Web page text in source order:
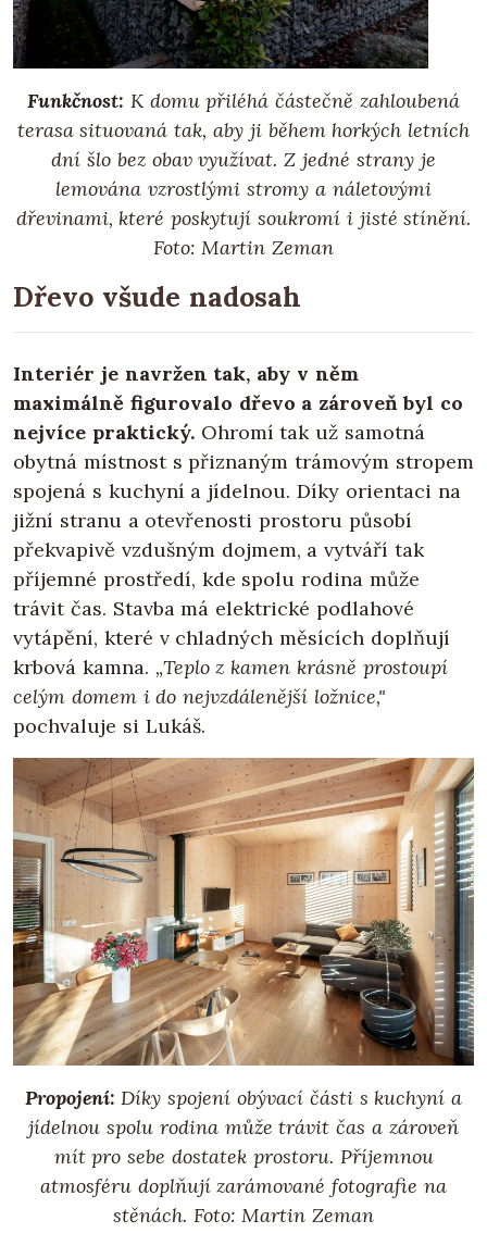
Funkčnost: K domu přiléhá částečně zahloubená
terasa situovaná tak, aby ji během horkých letních
dní šlo bez obav využívat. Z jedné strany je
lemována vzrostlými stromy a náletovými
dřevinami, které poskytují soukromí i jisté stínění.
Foto: Martin Zeman
Dřevo všude nadosah
Interiér je navržen tak, aby v něm
maximálně figurovalo dřevo a zároveň byl co
nejvíce praktický.Ohromí tak už samotná
obytná místnost s přiznaným trámovým stropem
spojená s kuchyní a jídelnou. Díky orientaci na
jižní stranu a otevřenosti prostoru působí
překvapivě vzdušným dojmem, a vytváří tak
příjemné prostředí, kde spolu rodina může
trávit čas. Stavba má elektrické podlahové
vytápění, které v chladných měsících doplňují
krbová kamna. „Teplo z kamen krásně prostoupí
celým domem i do nejvzdálenější ložnice,"
pochvaluje si Lukáš.
Propojení: Díky spojení obývací části s kuchyní a
jídelnou spolu rodina může trávit čas a zároveň
mít pro sebe dostatek prostoru. Příjemnou
atmosféru doplňují zarámované fotografie na
stěnách. Foto: Martin Zeman